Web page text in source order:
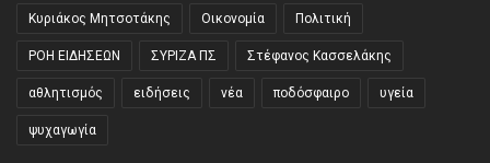
Κυριάκος Μητσοτάκης Οικονομία Πολιτική
ΡΟΗ ΕΙΔΗΣΕΩΝ ΣΥΡΙΖΑ ΠΣ Στέφανος Κασσελάκης
αθλητισμός ειδήσεις νέα ποδόσφαιρο υγεία
ψυχαγωγία